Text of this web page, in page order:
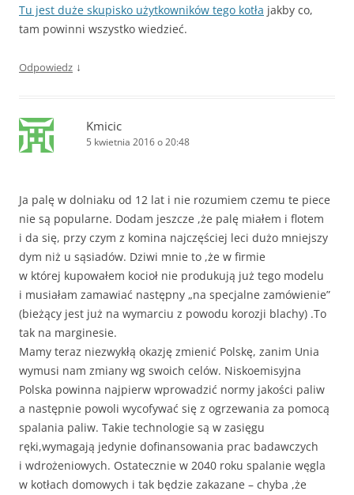
Tu jest duże skupisko użytkowników tego kotła jakby co,
tam powinni wszystko wiedzieć.
Odpowiedz ↓
Kmicic
5 kwietnia 2016 o 20:48
Ja palę w dolniaku od 12 lat i nie rozumiem czemu te piece
nie są popularne. Dodam jeszcze ,że palę miałem i flotem
i da się, przy czym z komina najczęściej leci dużo mniejszy
dym niż u sąsiadów. Dziwi mnie to ,że w firmie
w której kupowałem kocioł nie produkują już tego modelu
i musiałam zamawiać następny „na specjalne zamówienie”
(bieżący jest już na wymarciu z powodu korozji blachy) .To
tak na marginesie.
Mamy teraz niezwykłą okazję zmienić Polskę, zanim Unia
wymusi nam zmiany wg swoich celów. Niskoemisyjna
Polska powinna najpierw wprowadzić normy jakości paliw
a następnie powoli wycofywać się z ogrzewania za pomocą
spalania paliw. Takie technologie są w zasięgu
ręki,wymagają jedynie dofinansowania prac badawczych
i wdrożeniowych. Ostatecznie w 2040 roku spalanie węgla
w kotłach domowych i tak będzie zakazane – chyba ,że